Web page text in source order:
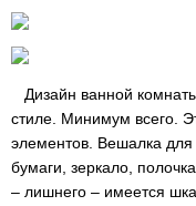
Дизайн ванной
стиле. Минимум всего.
элементов. Вешалка для
бумаги, зеркало,
– лишнего – имеется